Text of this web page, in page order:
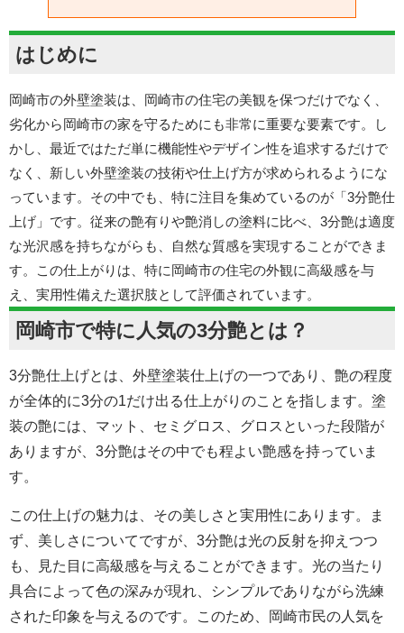
はじめに
岡崎市の外壁塗装は、岡崎市の住宅の美観を保つだけでなく、
劣化から岡崎市の家を守るためにも非常に重要な要素です。し
かし、最近ではただ単に機能性やデザイン性を追求するだけで
なく、新しい外壁塗装の技術や仕上げ方が求められるようにな
っています。その中でも、特に注目を集めているのが「3分艶仕
上げ」です。従来の艶有りや艶消しの塗料に比べ、3分艶は適度
な光沢感を持ちながらも、自然な質感を実現することができま
す。この仕上がりは、特に岡崎市の住宅の外観に高級感を与
え、実用性備えた選択肢として評価されています。
岡崎市で特に人気の3分艶とは？
3分艶仕上げとは、 外壁塗装仕上げの一つであり、艶の程度
が全体的に3分の1だけ出る仕上がりのことを指します。塗
装の艶には、マット、セミグロス、グロスといった段階が
ありますが、3分艶はその中でも程よい艶感を持っていま
す。
この仕上げの魅力は、その美しさと実用性にあります。ま
ず、美しさについてですが、3分艶は光の反射を抑えつつ
も、見た目に高級感を与えることができます。光の当たり
具合によって色の深みが現れ、シンプルでありながら洗練
された印象を与えるのです。このため、岡崎市民の人気を